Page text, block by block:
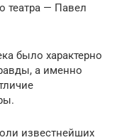
театра — Павел
было характерно
а именно
известнейших